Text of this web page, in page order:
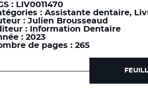
: LIV0011470
:Assistante dentaire,
:Julien Brousseaud
:
Information Dentaire
:2023
de pages :265